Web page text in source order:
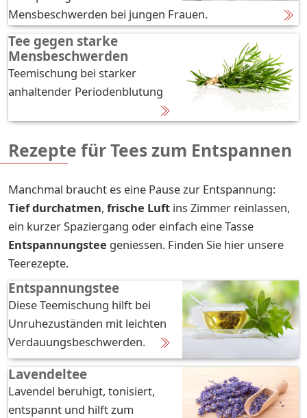
Mensbeschwerden bei jungen Frauen.
Tee gegen starke
Mensbeschwerden
Teemischung bei starker
anhaltender Periodenblutung
Rezepte für Tees zum Entspannen
Manchmal braucht es eine Pause zur Entspannung:
Tief durchatmen, frische Luft ins Zimmer reinlassen,
ein kurzer Spaziergang oder einfach eine Tasse
Entspannungstee geniessen. Finden Sie hier unsere
Teerezepte.
Entspannungstee
Diese Teemischung hilft bei
Unruhezuständen mit leichten
Verdauungsbeschwerden.
Lavendeltee
Lavendel beruhigt, tonisiert,
entspannt und hilft zum